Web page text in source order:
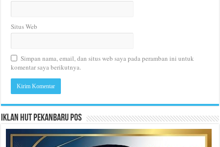
Situs Web
Simpan nama, email, dan situs web saya pada peramban ini untuk
komentar saya berikutnya.
Iklan HUT Pekanbaru Pos